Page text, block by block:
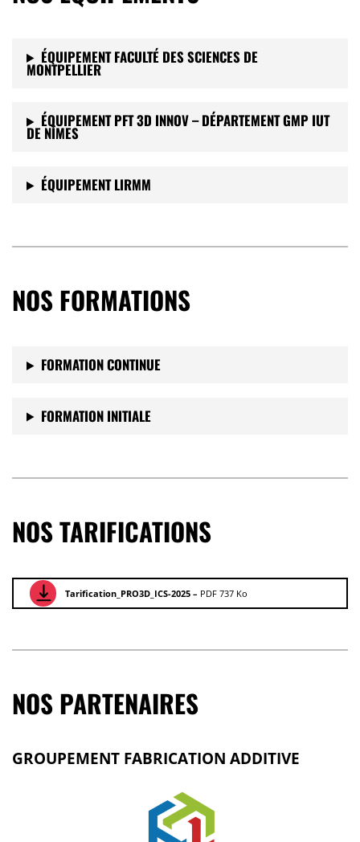
ÉQUIPEMENT FACULTÉ DES SCIENCES DE
MONTPELLIER
ÉQUIPEMENT PFT 3D INNOV – DÉPARTEMENT GMP IUT
DE NÎMES
ÉQUIPEMENT LIRMM
NOS FORMATIONS
FORMATION CONTINUE
FORMATION INITIALE
NOS TARIFICATIONS
Tarification_PRO3D_ICS-2025 – PDF 737 Ko
NOS PARTENAIRES
GROUPEMENT FABRICATION ADDITIVE